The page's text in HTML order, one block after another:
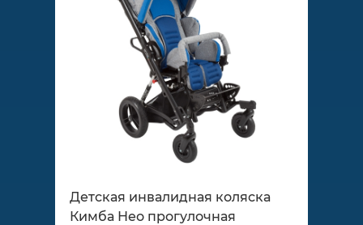
Детская инвалидная коляска
Кимба Нео прогулочная